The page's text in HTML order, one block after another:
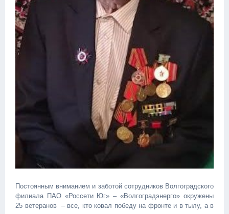
Постоянным вниманием и заботой сотрудников Волгоградского
филиала ПАО «Россети Юг» – «Волгоградэнерго» окружены
25 ветеранов – все, кто ковал победу на фронте и в тылу, а в